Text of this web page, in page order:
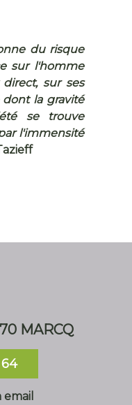
du risque
sur l'homme
sur ses
dont la gravité
se trouve
l'immensité
MARCQ
64